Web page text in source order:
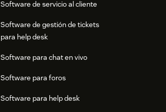
Software de servicio al cliente
Software de gestión de tickets
para help desk
Software para chat en vivo
Software para foros
Software para help desk